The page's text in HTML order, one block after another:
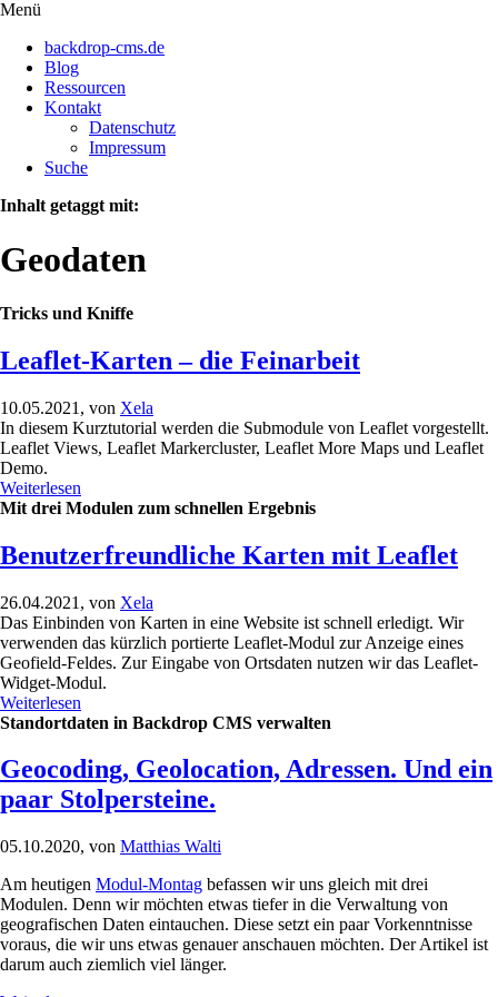
Direkt
Inhalt
Menü
visibility
backdrop-cms.de
Blog
Ressourcen
Kontakt
Datenschutz
Impressum
Suche
Inhalt getaggt mit:
Geodaten
Tricks und Kniffe
Leaflet-Karten – die Feinarbeit
10.05.2021, von Xela
In diesem Kurztutorial werden die Submodule von Leaflet vorgestellt.
Leaflet Views, Leaflet Markercluster, Leaflet More Maps und Leaflet
Demo.
Weiterlesen
Mit drei Modulen zum schnellen Ergebnis
Benutzerfreundliche Karten mit Leaflet
26.04.2021, von Xela
Das Einbinden von Karten in eine Website ist schnell erledigt. Wir
verwenden das kürzlich portierte Leaflet-Modul zur Anzeige eines
Geofield-Feldes. Zur Eingabe von Ortsdaten nutzen wir das Leaflet-
Widget-Modul.
Weiterlesen
Standortdaten in Backdrop CMS verwalten
Geocoding, Geolocation, Adressen. Und ein
paar Stolpersteine.
05.10.2020, von Matthias Walti
Am heutigen Modul-Montag befassen wir uns gleich mit drei
Modulen. Denn wir möchten etwas tiefer in die Verwaltung von
geografischen Daten eintauchen. Diese setzt ein paar Vorkenntnisse
voraus, die wir uns etwas genauer anschauen möchten. Der Artikel ist
darum auch ziemlich viel länger.